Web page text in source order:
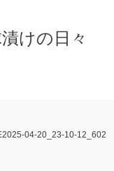
けの日々
04-20_23-10-12_602